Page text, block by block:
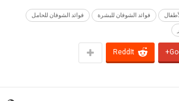
فوائد الشوفان للبشرة فوائد الشوفان للحامل
ReddIt